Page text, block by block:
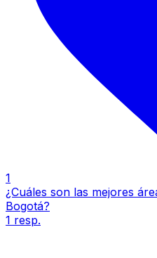
1
¿Cuáles son las mejores
Bogotá?
1 resp.